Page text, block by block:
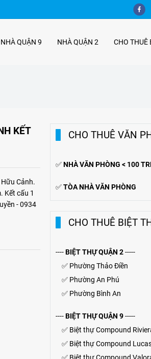
QUẬN 9 NHÀ QUẬN 2 CHO THUÊ
KẾT
Cảnh.
Kết cấu 1
- 0934
CHO THUÊ VĂN
✅NHÀ VĂN PHÒNG < 100
✅TÒA NHÀ VĂN PHÒNG
CHO THUÊ BIỆT
----BIỆT THỰ QUẬN 2-----
✅ Phường Thảo Điền
✅ Phường An Phú
✅ Phường Bình An
----BIỆT THỰ QUẬN 9-----
✅ Biệt thự Compound
✅ Biệt thựCompound